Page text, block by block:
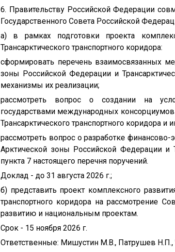
6. Правительству Российской Федерации
Государственного Совета Российской
а) в рамках подготовки проекта
Трансарктического транспортного коридора:
сформировать перечень взаимосвязанных
зоны Российской Федерации и
механизмы их реализации;
рассмотреть вопрос о создании на
государствами международных консорциумов
Трансарктического транспортного коридора
рассмотреть вопрос о разработке
Арктической зоны Российской Федерации и
пункта 7 настоящего перечня поручений.
Доклад - до 31 августа 2026 г.;
б) представить проект комплексного
транспортного коридора на рассмотрение
развитию и национальным проектам.
Срок - 15 ноября 2026 г.
Ответственные: Мишустин М.В., Патрушев Н.П.,